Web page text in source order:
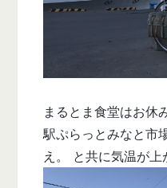
まるとま食堂はお休
駅ぷらっとみなと市
え。 と共に気温が上